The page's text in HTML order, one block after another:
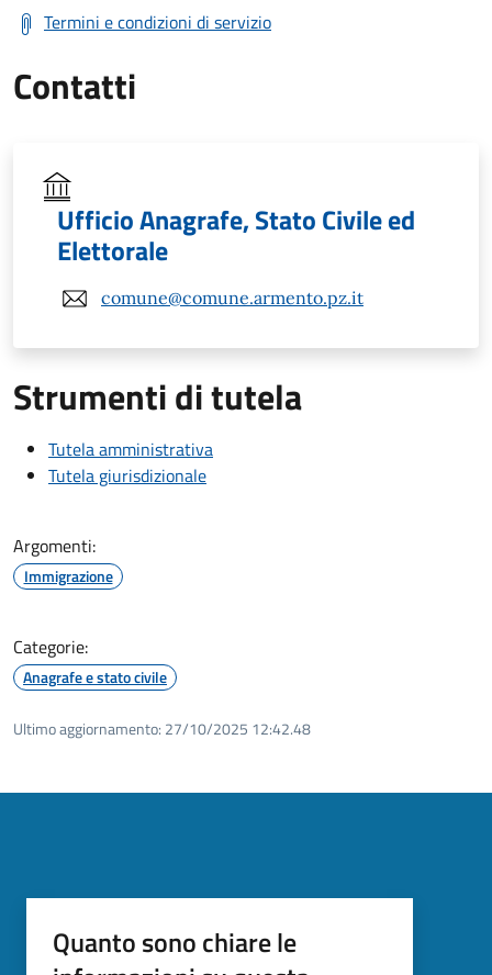
Termini e condizioni di servizio
Contatti
Ufficio Anagrafe, Stato Civile ed
Elettorale
comune@comune.armento.pz.it
Strumenti di tutela
Tutela amministrativa
Tutela giurisdizionale
Argomenti:
Immigrazione
Categorie:
Anagrafe e stato civile
Ultimo aggiornamento: 27/10/2025 12:42.48
Quanto sono chiare le